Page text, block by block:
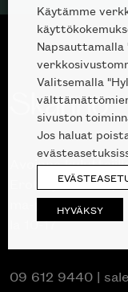
Avoinna
Erottajankatu 2,
ma-pe 10 — 18
la 10-17
09 612 9440 |
Käytämme
Napsauttamalla
Valitsemalla
sivuston
Jos haluat
HYVÄKSY